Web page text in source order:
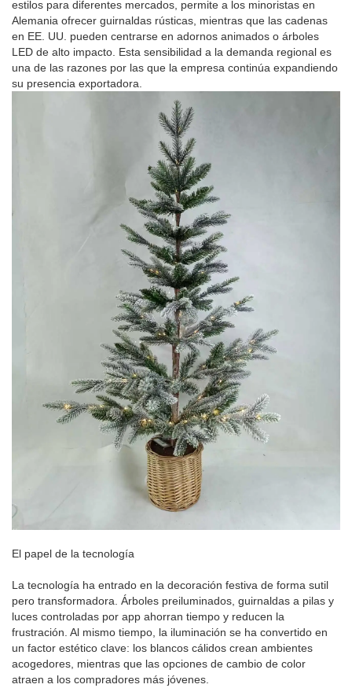
estilos para diferentes mercados, permite a los minoristas en
Alemania ofrecer guirnaldas rústicas, mientras que las cadenas
en EE. UU. pueden centrarse en adornos animados o árboles
LED de alto impacto. Esta sensibilidad a la demanda regional es
una de las razones por las que la empresa continúa expandiendo
su presencia exportadora.
El papel de la tecnología
La tecnología ha entrado en la decoración festiva de forma sutil
pero transformadora. Árboles preiluminados, guirnaldas a pilas y
luces controladas por app ahorran tiempo y reducen la
frustración. Al mismo tiempo, la iluminación se ha convertido en
un factor estético clave: los blancos cálidos crean ambientes
acogedores, mientras que las opciones de cambio de color
atraen a los compradores más jóvenes.